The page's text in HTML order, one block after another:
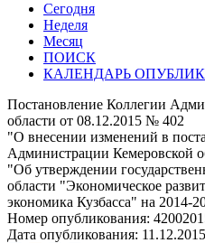
Сегодня
Неделя
Месяц
ПОИСК
КАЛЕНДАРЬ
Постановление Коллегии
области от 08.12.2015 № 402
"О внесении изменений в
Администрации Кемеровской
"Об утверждении
области "Экономическое
экономика Кузбасса" на 2014-
Номер опубликования:
Дата опубликования: 11.12.2015